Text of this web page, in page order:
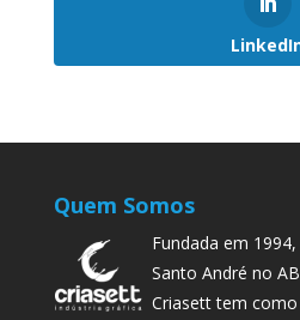
Quem Somos
Fundada em
Santo André no
Criasett tem